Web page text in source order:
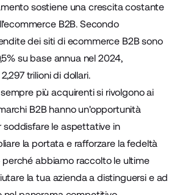
sostiene una crescita costante
B2B. Secondo
dei siti di ecommerce B2B sono
su base annua nel 2024,
trilioni di dollari.
più acquirenti si rivolgono ai
B2B hanno un'opportunità
soddisfare le aspettative in
la portata e rafforzare la fedeltà
perché abbiamo raccolto le ultime
la tua azienda a distinguersi e ad